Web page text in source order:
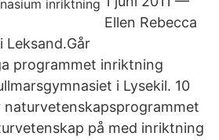
Ellen Rebecca
Leksand.Går
programmet inriktning
i Lysekil. 10
på med inriktning